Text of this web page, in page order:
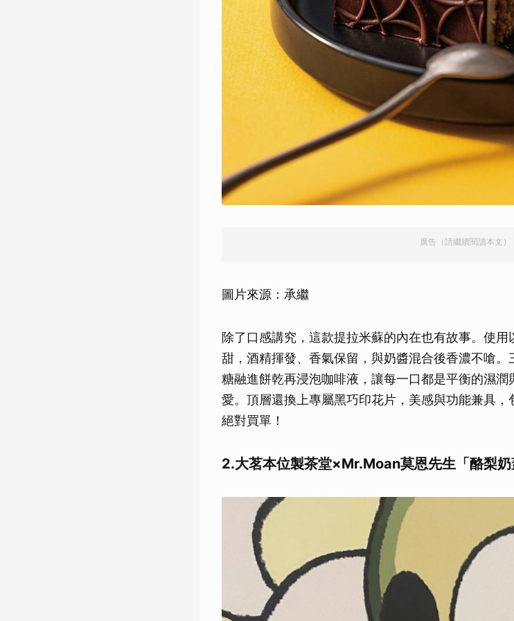
廣告（請繼續閱讀本文）
圖片來源：承繼
除了口感講究，這款提拉米蘇的內在也有故事。使用
甜，酒精揮發、香氣保留，與奶醬混合後香濃不嗆
糖融進餅乾再浸泡咖啡液，讓每一口都是平衡的濕
愛。頂層還換上專屬黑巧印花片，美感與功能兼具
絕對買單！
2.大茗本位製茶堂×Mr.Moan莫恩先生「酪梨奶